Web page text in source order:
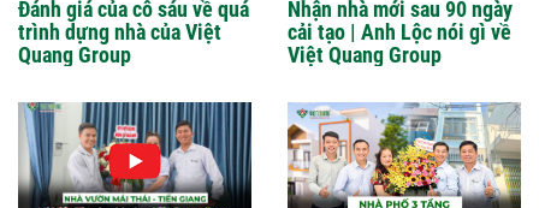
Đánh giá của cô sáu về quá
trình dựng nhà của Việt
Quang Group
Nhận nhà mới sau 90 ngày
cải tạo | Anh Lộc nói gì về
Việt Quang Group